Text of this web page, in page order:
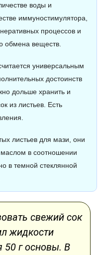
воды и
иммуностимулятора,
процессов и
обмена веществ.
универсальным
достоинств
дольше хранить и
из листьев. Есть
листьев для мази, они
в соотношении
в темной стеклянной
свежий сок
жидкости
50 г основы. В